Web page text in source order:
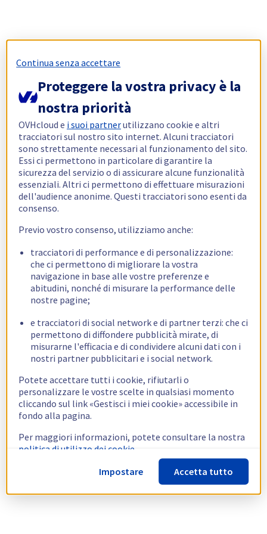
Continua senza accettare
Proteggere la vostra privacy è la
nostra priorità
OVHcloud e i suoi partnerutilizzano cookie e altri
tracciatori sul nostro sito internet. Alcuni tracciatori
sono strettamente necessari al funzionamento del sito.
Essi ci permettono in particolare di garantire la
sicurezza del servizio o di assicurare alcune funzionalità
essenziali. Altri ci permettono di effettuare misurazioni
dell'audience anonime. Questi tracciatori sono esenti da
consenso.
Previo vostro consenso, utilizziamo anche:
tracciatori di performance e di personalizzazione:
che ci permettono di migliorare la vostra
navigazione in base alle vostre preferenze e
abitudini, nonché di misurare la performance delle
nostre pagine;
e tracciatori di social network e di partner terzi: che ci
permettono di diffondere pubblicità mirate, di
misurarne l'efficacia e di condividere alcuni dati con i
nostri partner pubblicitari e i social network.
Potete accettare tutti i cookie, rifiutarli o
personalizzare le vostre scelte in qualsiasi momento
cliccando sul link «Gestisci i miei cookie» accessibile in
fondo alla pagina.
Per maggiori informazioni, potete consultare la nostra
politica di utilizzo dei cookie.
Impostare
Accetta tutto